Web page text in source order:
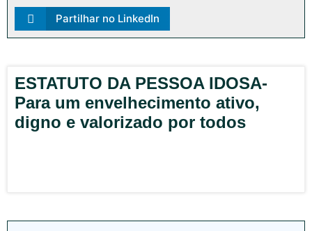
Partilhar no LinkedIn
ESTATUTO DA PESSOA IDOSA-
Para um envelhecimento ativo,
digno e valorizado por todos